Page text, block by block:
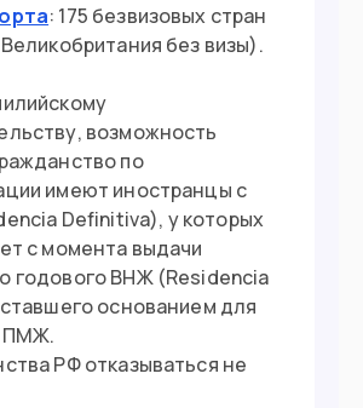
: 175 безвизовых стран
без визы).
возможность
по
имеют иностранцы с
Definitiva), у которых
с момента выдачи
годового ВНЖ (Residencia
основанием для
ПМЖ.
РФ отказываться не